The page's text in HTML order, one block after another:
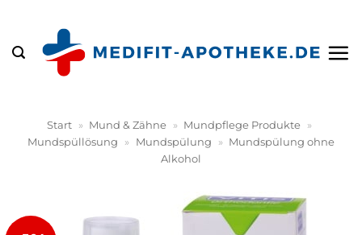
springen
Start » Mund & Zähne » Mundpflege Produkte »
Mundspüllösung
» Mundspülung » Mundspülung ohne
Alkohol